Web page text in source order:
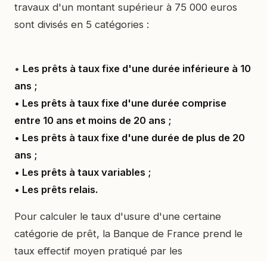
travaux d'un montant supérieur à 75 000 euros
sont divisés en 5 catégories :
• Les prêts à taux fixe d'une durée inférieure à 10
ans ;
• Les prêts à taux fixe d'une durée comprise
entre 10 ans et moins de 20 ans ;
• Les prêts à taux fixe d'une durée de plus de 20
ans ;
• Les prêts à taux variables ;
• Les prêts relais.
Pour calculer le taux d'usure d'une certaine
catégorie de prêt, la Banque de France prend le
taux effectif moyen pratiqué par les